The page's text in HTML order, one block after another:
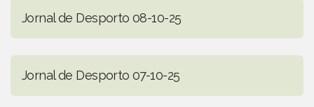
Jornal de Desporto 08-10-25
Jornal de Desporto 07-10-25